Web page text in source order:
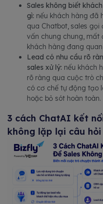
Sales không biết
gì: nếu khách hàng đã
qua Chatbot, sales gọi
vấn chung chung, mất
khách hàng đang
Lead có nhu cầu rõ
sales xử lý: nếu khách
rõ ràng qua cuộc trò
có cơ chế tự động tạo
hoặc bỏ sót hoàn toàn.
3 cách ChatAI kết
không lặp lại câu